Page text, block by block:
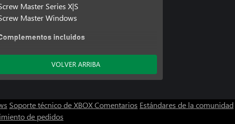
Master Series X|S
Master Windows
incluidos
Master: Screwtopia
Screw Master: Screwtopia Windows
Master: Screwtopia Series X|S
VOLVER ARRIBA
Soporte técnico de XBOXComentarios Estándares de la comunidad
de pedidos